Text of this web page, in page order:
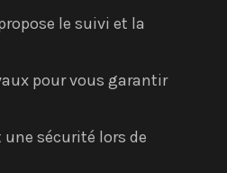
le suivi et la
pour vous garantir
sécurité lors de